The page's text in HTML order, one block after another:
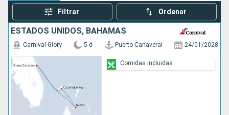
Filtrar Ordenar
ESTADOS UNIDOS, BAHAMAS
Carnival Glory 5 d Puerto Canaveral 24/01/2028
Comidas incluidas